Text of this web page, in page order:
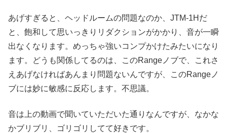
あげすぎると、ヘッドルームの問題なのか、JTM-1Hだ
と、飽和して思いっきりリダクションがかかり、音が一瞬
出なくなります。めっちゃ強いコンプかけたみたいになり
ます。どうも関係してるのは、このRangeノブで、これさ
えあげなければあんまり問題ないんですが、このRangeノ
ブには妙に敏感に反応します。不思議。
音は上の動画で聞いていただいた通りなんですが、なかな
かブリブリ、ゴリゴリしてて好きです。